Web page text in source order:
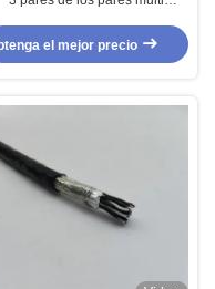
los pares del cable de control
del PVC del cable 0.5mm2
el mejor precio